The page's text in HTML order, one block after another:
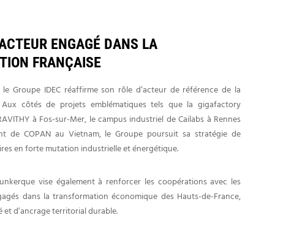
ENGAGÉ DANS LA
FRANÇAISE
Groupe IDEC réaffirme son rôle d’acteur de référence de la
Aux côtés de projets emblématiques tels que la gigafactory
à Fos-sur-Mer, le campus industriel de Cailabs à Rennes
de COPAN au Vietnam, le Groupe poursuit sa stratégie de
en forte mutation industrielle et énergétique.
vise également à renforcer les coopérations avec les
dans la transformation économique des Hauts-de-France,
d’ancrage territorial durable.